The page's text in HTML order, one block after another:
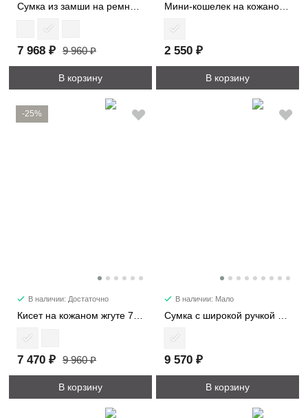
Сумка из замши на ремне 7361
7 968 ₽ 9 960 ₽
В корзину
Мини-кошелек на кожаном жгуте 8161
2 550 ₽
В корзину
-25%
В наличии: Достаточно
7 470 ₽ 9 960 ₽
В корзину
В наличии: Мало
9 570 ₽
В корзину